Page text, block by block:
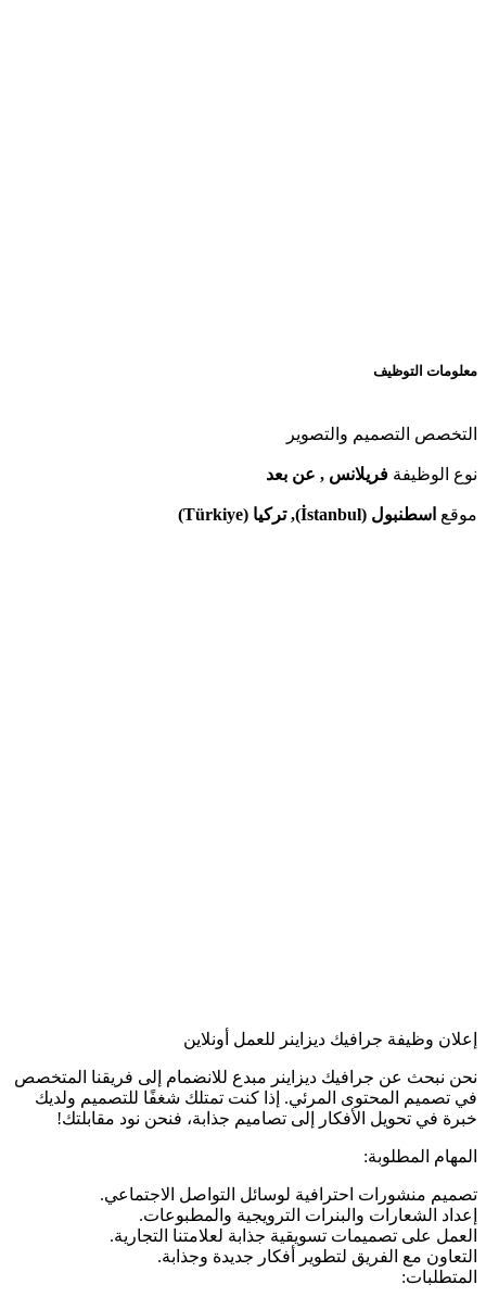
معلومات التوظيف
التخصص التصميم والتصوير
نوع الوظيفة فريلانس , عن بعد
موقع اسطنبول (İstanbul), تركيا (Türkiye)
إعلان وظيفة جرافيك ديزاينر للعمل أونلاين
نحن نبحث عن جرافيك ديزاينر مبدع للانضمام إلى فريقنا المتخصص
في تصميم المحتوى المرئي. إذا كنت تمتلك شغفًا للتصميم ولديك
خبرة في تحويل الأفكار إلى تصاميم جذابة، فنحن نود مقابلتك!
المهام المطلوبة:
تصميم منشورات احترافية لوسائل التواصل الاجتماعي.
إعداد الشعارات والبنرات الترويجية والمطبوعات.
العمل على تصميمات تسويقية جذابة لعلامتنا التجارية.
التعاون مع الفريق لتطوير أفكار جديدة وجذابة.
المتطلبات: